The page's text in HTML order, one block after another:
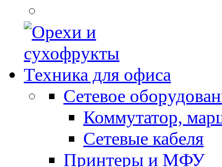
Техника для офиса
Сетевое
Коммутатор,
Сетевые кабеля
Принтеры и МФУ